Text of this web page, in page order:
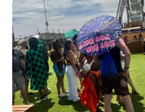
công năng che nắng thông thường.